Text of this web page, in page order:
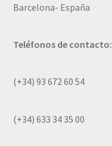
Barcelona- España
Teléfonos de contacto:
(+34) 93 672 60 54
(+34) 633 34 35 00